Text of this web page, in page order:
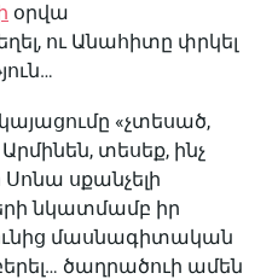
օրվա
ու Անահիտը փրկել
«չտեսած,
տեսեք, ինչ
Սոնա սքանչելի
նկատմամբ իր
մասնագիտական
ծաղրածուի ամեն